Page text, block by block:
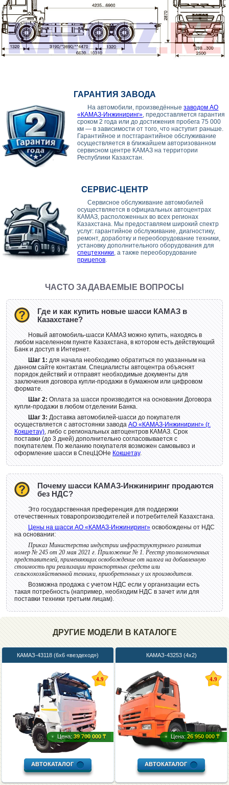
ГАРАНТИЯ ЗАВОДА
На автомобили, произведённыезаводом АО
«КАМАЗ-Инжиниринг», предоставляется гарантия
сроком 2 года или до достижения пробега 75 000
км — в зависимости от того, что наступит раньше.
Гарантийное и постгарантийное обслуживание
осуществляется в ближайшем авторизованном
сервисном центре КАМАЗ на территории
Республики Казахстан.
СЕРВИС-ЦЕНТР
Сервисное обслуживание автомобилей
осуществляется в официальных автоцентрах
КАМАЗ, расположенных во всех регионах
Казахстана. Мы предоставляем широкий спектр
услуг: гарантийное обслуживание, диагностику,
ремонт, доработку и переоборудование техники,
установку дополнительного оборудования для
спецтехники , а также переоборудование
прицепов
ЧАСТО ЗАДАВАЕМЫЕ ВОПРОСЫ
Где и как купить новые шасси КАМАЗ в
Казахстане?
Новый автомобиль-шасси КАМАЗ можно купить, находясь в
любом населенном пункте Казахстана, в котором есть действующий
Банк и доступ в Интернет.
Шаг 1: для начала необходимо обратиться по указанным на
данном сайте контактам. Специалисты автоцентра объяснят
порядок действий и отправят необходимые документы для
заключения договора купли-продажи в бумажном или цифровом
формате.
Шаг 2: Оплата за шасси производится на основании Договора
купли-продажи в любом отделении Банка.
Шаг 3: Доставка автомобилей-шасси до покупателя
осуществляется с автостоянки завода АО «КАМАЗ-Инжиниринг» (г.
Кокшетау) , либо с региональных автоцентров КАМАЗ. Срок
поставки (до 3 дней) дополнительно согласовывается с
покупателем. По желанию покупателя возможен самовывоз и
оформление шасси в СпецЦОНе Кокшетау.
Почему шасси КАМАЗ-Инжиниринг продаются
без НДС?
Это государственная преференция для поддержки
отечественных товаропроизводителей и потребителей Казахстана.
Цены на шасси АО «КАМАЗ-Инжиниринг»освобождены от НДС
на основании:
Приказ Министерства индустрии инфраструктурного развития
номер № 245 от 20 мая 2021 г. Приложение № 1. Реестр уполномоченных
представителей, применяющих освобождение от налога на добавленную
стоимость при реализации транспортных средств или
сельскохозяйственной техники, приобретенных у их производителя.
Возможна продажа с учетом НДС если у организации есть
такая потребность (например, необходим НДС в зачет или для
поставки техники третьим лицам).
ДРУГИЕ МОДЕЛИ В КАТАЛОГЕ
КАМАЗ-43118 (6х6 «вездеход»)
Цена: 39 700 000 ₸
4.9
АВТОКАТАЛОГ
КАМАЗ-43253 (4х2)
Цена: 26 950 000 ₸
4.9
АВТОКАТАЛОГ